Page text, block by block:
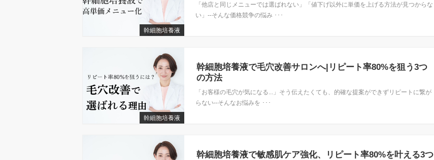
幹細胞培養液
「他店と同じメニューでは選ばれない」「値下げ以外に単価を上げる方法が見つからな
い」--そんな価格競争の悩み ･･･
幹細胞培養液
幹細胞培養液で毛穴改善サロンへ|リピート率80%を狙う3つ
の方法
「お客様の毛穴が気になる...」そう伝えたくても、的確な提案ができずリピートに繋が
らない--そんなお悩みを ･･･
幹細胞培養液で敏感肌ケア強化、リピート率80%を叶える3つ